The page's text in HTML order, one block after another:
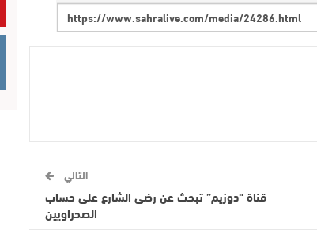
التالي
قناة “دوزيم” تبحث عن رضى الشارع على حساب
الصحراويين